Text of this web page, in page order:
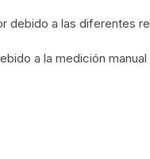
debido a las diferentes
a la medición